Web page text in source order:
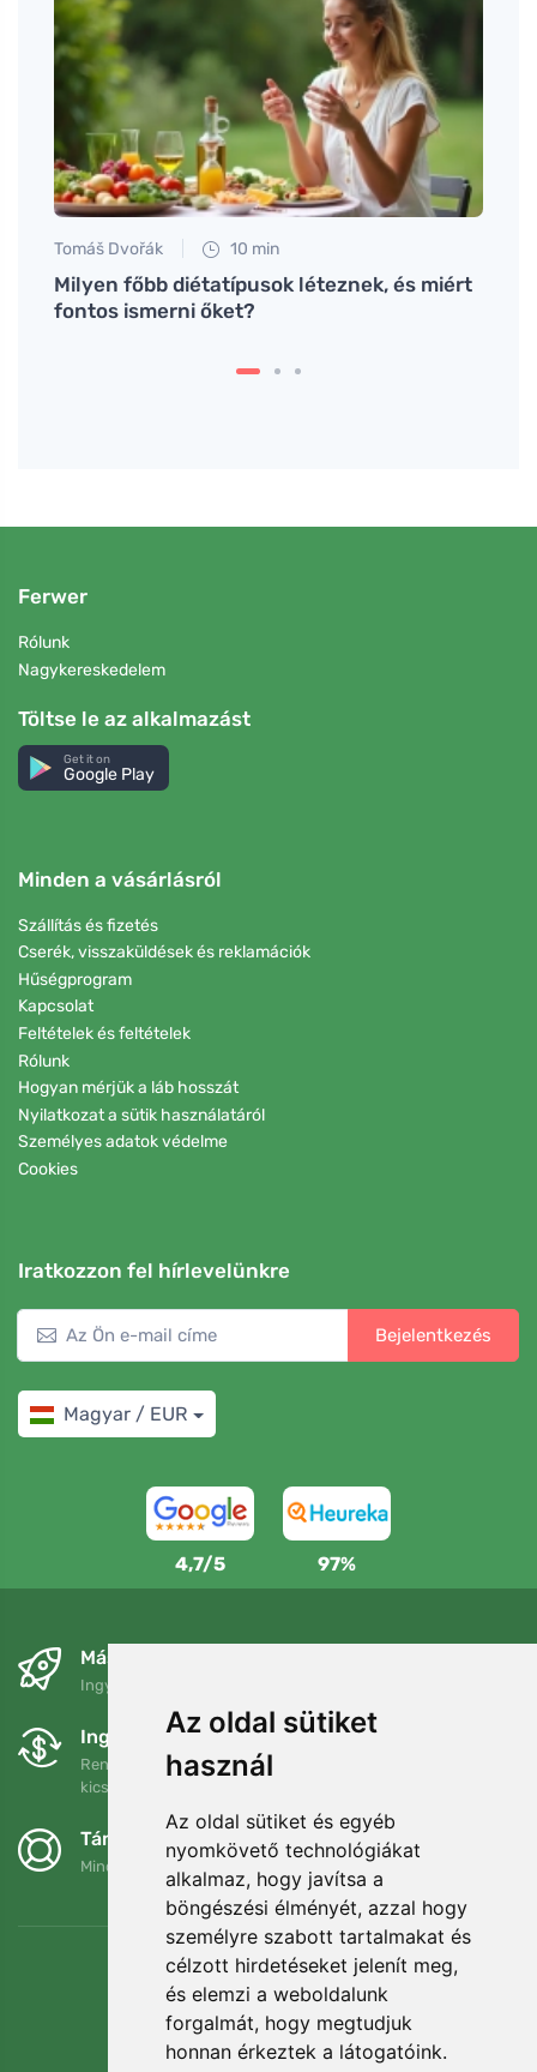
Az oldal sütiket
használ
Az oldal sütiket és egyéb
nyomkövető technológiákat
alkalmaz, hogy javítsa a
böngészési élményét, azzal hogy
személyre szabott tartalmakat és
célzott hirdetéseket jelenít meg,
és elemzi a weboldalunk
forgalmát, hogy megtudjuk
honnan érkeztek a látogatóink.
Tomáš Dvořák 10 min
Milyen főbb diétatípusok léteznek, és miért
fontos ismerni őket?
Ferwer
Rólunk
Nagykereskedelem
Töltse le az alkalmazást
Get it on
Google Play
Minden a vásárlásról
Szállítás és fizetés
Cserék, visszaküldések és reklamációk
Hűségprogram
Kapcsolat
Feltételek és feltételek
Rólunk
Hogyan mérjük a láb hosszát
Nyilatkozat a sütik használatáról
Személyes adatok védelme
Cookies
Iratkozzon fel hírlevelünkre
Bejelentkezés
Magyar / EUR
4,7/5 97%
Másnapra és ingyenesen
Ingyenes szállítás a következő összeg felett: 80 EUR
Ingyenes csere és visszaküldés
Rendelését 90 napon belül bármikor visszaküldheti vagy
kicserélheti.
Támogatjuk a Trees.org-ot
Minden megrendelésért ültetünk egy fát! Bővebben